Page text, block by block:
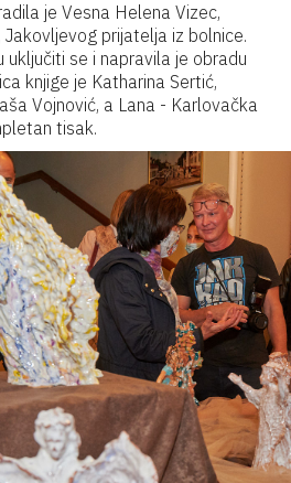
je Vesna Helena Vizec,
prijatelja iz bolnice.
uključiti se i napravila je obradu
knjige je Katharina Sertić,
Vojnović, a Lana - Karlovačka
tisak.